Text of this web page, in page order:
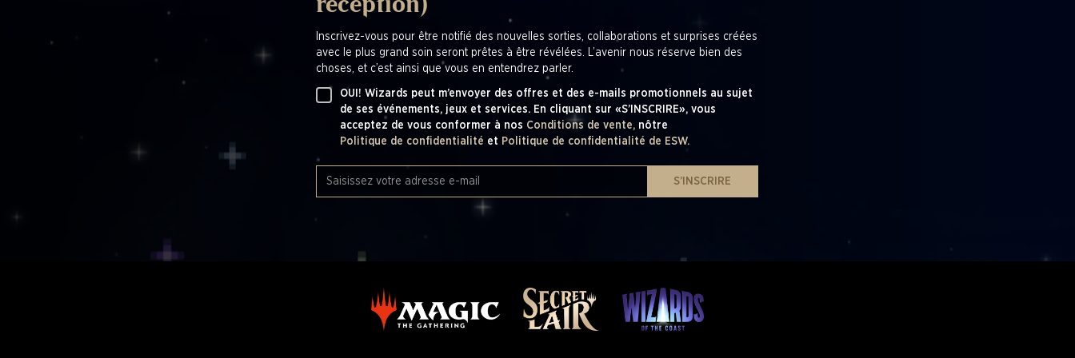
réception)
Inscrivez-vous pour être notifié des nouvelles sorties, collaborations et surprises créées
avec le plus grand soin seront prêtes à être révélées. L’avenir nous réserve bien des
choses, et c’est ainsi que vous en entendrez parler.
OUI! Wizards peut m’envoyer des offres et des e-mails promotionnels au sujet
de ses événements, jeux et services. En cliquant sur «S’INSCRIRE», vous
acceptez de vous conformer à nos Conditions de vente, nôtre
Politique de confidentialité et Politique de confidentialité de ESW.
S’INSCRIRE